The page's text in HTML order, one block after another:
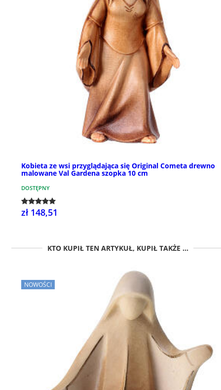
Kobieta ze wsi przyglądająca się Original Cometa drewno
malowane Val Gardena szopka 10 cm
DOSTĘPNY
zł 148,51
KTO KUPIŁ TEN ARTYKUŁ, KUPIŁ TAKŻE ...
NOWOŚCI